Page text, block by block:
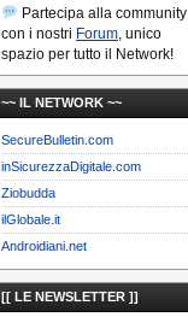
Partecipa alla community
con i nostri Forum, unico
spazio per tutto il Network!
~~ IL NETWORK ~~
SecureBulletin.com
inSicurezzaDigitale.com
Ziobudda
ilGlobale.it
Androidiani.net
[[ LE NEWSLETTER ]]